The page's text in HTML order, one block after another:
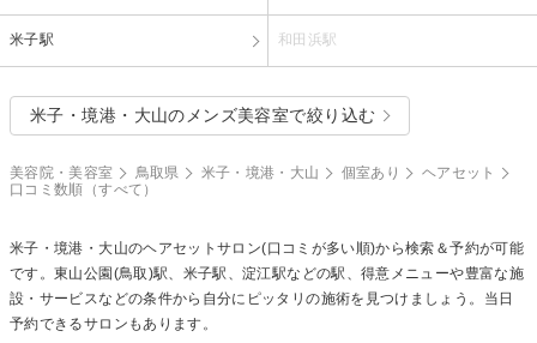
米子駅 和田浜駅
米子・境港・大山のメンズ美容室で絞り込む
美容院・美容室 鳥取県 米子・境港・大山 個室あり
ヘアセット
口コミ数順（すべて）
米子・境港・大山のヘアセットサロン(口コミが多い順)から検索＆予約が可能
です。東山公園(鳥取)駅、米子駅、淀江駅などの駅、得意メニューや豊富な施
設・サービスなどの条件から自分にピッタリの施術を見つけましょう。当日
予約できるサロンもあります。